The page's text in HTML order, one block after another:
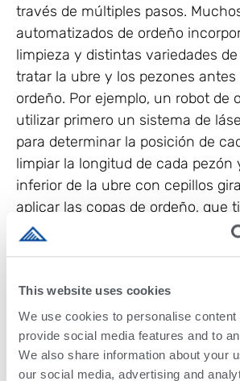
This website uses cookies
We use cookies to personalise content
provide social media features and to
We also share information about your
our social media, advertising and
través de múltiples pasos.
automatizados de ordeño
limpieza y distintas variedades
tratar la ubre y los pezones antes
ordeño. Por ejemplo, un robot de
utilizar primero un sistema de
para determinar la posición de
limpiar la longitud de cada pezón
inferior de la ubre con cepillos
aplicar las copas de ordeño, que
únicos de vacío y pulsación para
Este nivel de especificidad y
copa de ordeño se desprenda
evitando daños en el extremo del
pueden provocar infecciones
mastitis. Tras un ordeño